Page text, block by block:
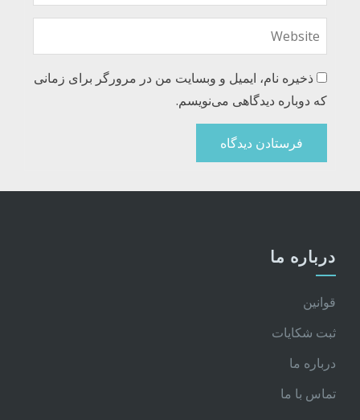
ذخیره نام، ایمیل و وبسایت من در مرورگر برای زمانی
که دوباره دیدگاهی می‌نویسم.
درباره ما
قوانین
ثبت شکایات
درباره ما
تماس با ما